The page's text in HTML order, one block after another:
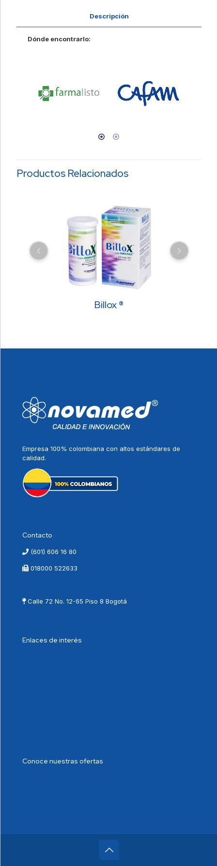
Descripción
Dónde encontrarlo:
Productos Relacionados
Billox ®
Empresa 100% colombiana con altos estándares de
calidad.
Contacto
(601) 606 16 80
018000 522633
Calle 72 No. 12-65 Piso 8 Bogotá
Enlaces de interés
Conoce nuestras ofertas